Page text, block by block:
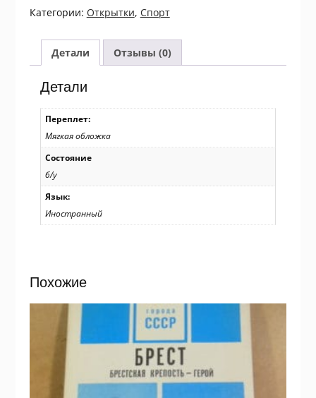
Футбол.
Bartosz
Slisz
/p108
Категории: Открытки, Спорт
Детали Отзывы (0)
Детали
Переплет:
Мягкая обложка
Состояние
б/у
Язык:
Иностранный
Похожие